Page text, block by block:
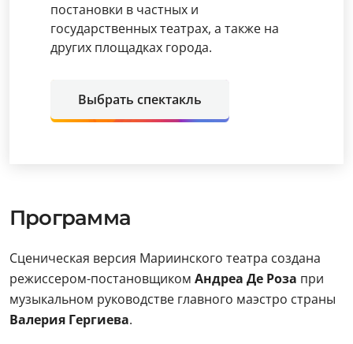
постановки в частных и
государственных театрах, а также на
других площадках города.
Выбрать спектакль
Программа
Сценическая версия Мариинского театра создана
режиссером-постановщиком Андреа Де Роза при
музыкальном руководстве главного маэстро страны
Валерия Гергиева.